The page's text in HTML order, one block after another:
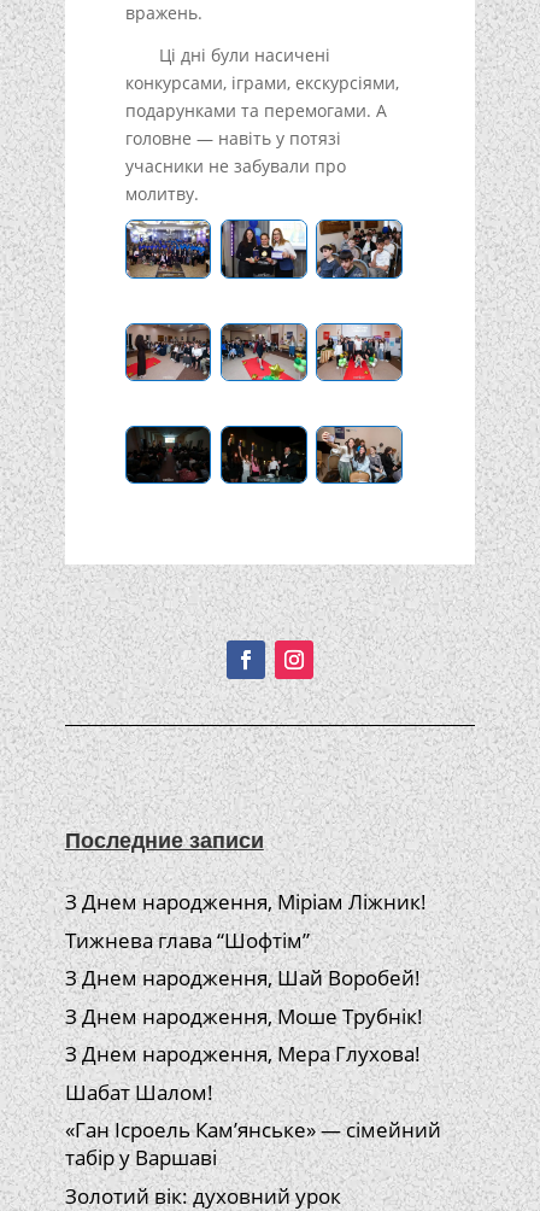
вражень.
Ці дні були насичені
конкурсами, іграми, екскурсіями,
подарунками та перемогами. А
головне — навіть у потязі
учасники не забували про
молитву.
Подписывайтесь!
Последние записи
З Днем народження, Міріам Ліжник!
Тижнева глава “Шофтім”
З Днем народження, Шай Воробей!
З Днем народження, Моше Трубнік!
З Днем народження, Мера Глухова!
Шабат Шалом!
«Ган Ісроель Кам’янське» — сімейний
табір у Варшаві
Золотий вік: духовний урок